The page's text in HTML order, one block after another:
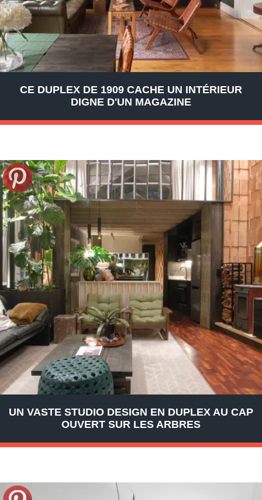
CE DUPLEX DE 1909 CACHE UN INTÉRIEUR
DIGNE D'UN MAGAZINE
UN VASTE STUDIO DESIGN EN DUPLEX AU CAP
OUVERT SUR LES ARBRES